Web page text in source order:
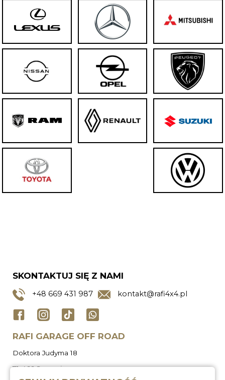
SKONTAKTUJ SIĘ Z NAMI
+48 669 431 987 kontakt@rafi4x4.pl
RAFI GARAGE OFF ROAD
Doktora Judyma 18
71-466 Szczecin